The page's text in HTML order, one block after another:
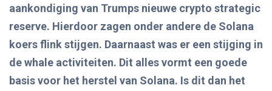
aankondiging van Trumps nieuwe crypto strategic
reserve. Hierdoor zagen onder andere de Solana
koers flink stijgen. Daarnaast was er een stijging in
de whale activiteiten. Dit alles vormt een goede
basis voor het herstel van Solana. Is dit dan het